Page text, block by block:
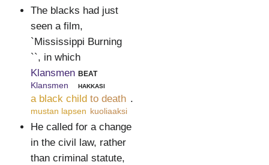
The blacks had just
seen a film,
`Mississippi Burning
``, in which
Klansmen
Klansmen
beat
hakkasi
a black child
mustan lapsen
to death
kuoliaaksi
.
He called for a change
in the civil law, rather
than criminal statute,